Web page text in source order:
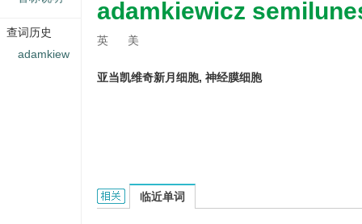
adamkiewicz
英 美
亚当凯维奇新月细胞, 神经膜细胞
Adamkiewicz semilunes的相关资料：
临近单词
查词历史
adamkiew